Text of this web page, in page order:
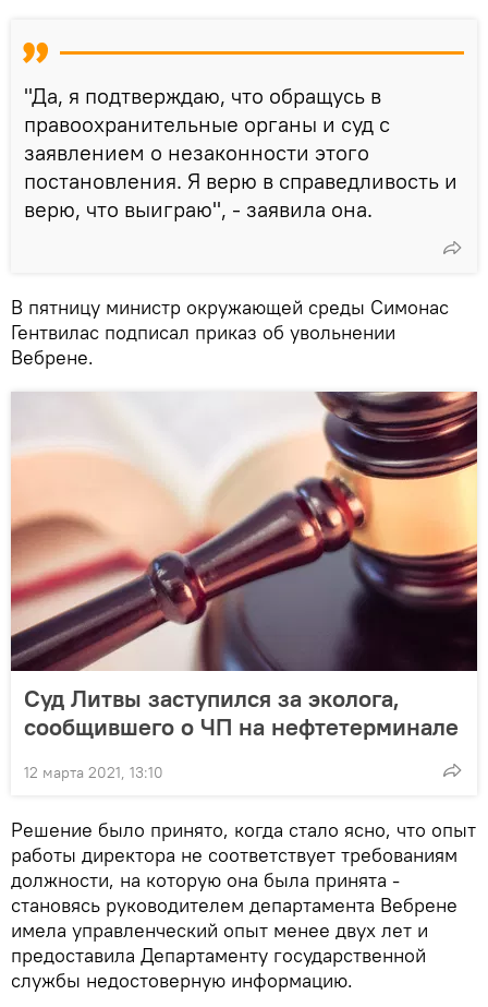
"Да, я подтверждаю, что обращусь в
правоохранительные органы и суд с
заявлением о незаконности этого
постановления. Я верю в справедливость и
верю, что выиграю", - заявила она.
В пятницу министр окружающей среды Симонас
Гентвилас подписал приказ об увольнении
Вебрене.
Суд Литвы заступился за эколога,
сообщившего о ЧП на нефтетерминале
12 марта 2021, 13:10
Решение было принято, когда стало ясно, что опыт
работы директора не соответствует требованиям
должности, на которую она была принята -
становясь руководителем департамента Вебрене
имела управленческий опыт менее двух лет и
предоставила Департаменту государственной
службы недостоверную информацию.